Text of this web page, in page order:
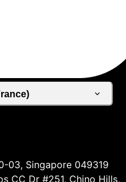
03, Singapore 049319
CC Dr #251, Chino Hills,